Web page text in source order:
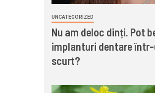
UNCATEGORIZED
Nu am deloc dinți. Pot
implanturi dentare
scurt?